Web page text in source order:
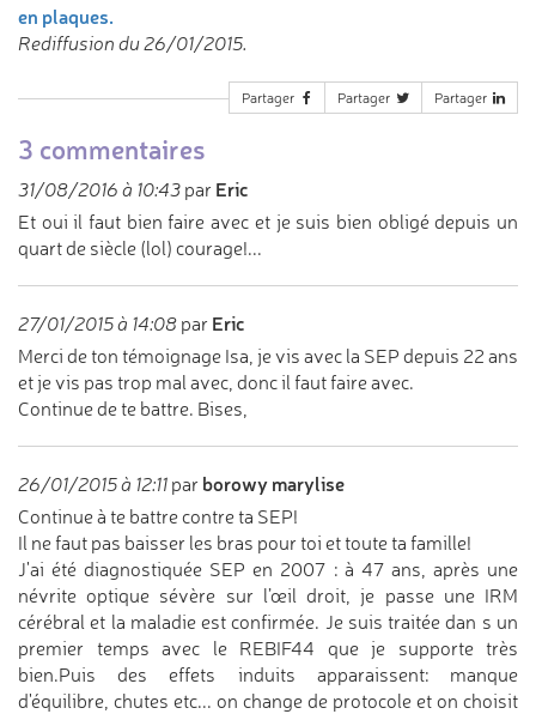
en plaques.
Rediffusion du 26/01/2015.
Partager Partager Partager
3 commentaires
31/08/2016 à 10:43 par Eric
Et oui il faut bien faire avec et je suis bien obligé depuis un
quart de siècle (lol) courage!...
27/01/2015 à 14:08 par Eric
Merci de ton témoignage Isa, je vis avec la SEP depuis 22 ans
et je vis pas trop mal avec, donc il faut faire avec.
Continue de te battre. Bises,
26/01/2015 à 12:11 par borowy marylise
Continue à te battre contre ta SEP!
Il ne faut pas baisser les bras pour toi et toute ta famille!
J'ai été diagnostiquée SEP en 2007 : à 47 ans, après une
névrite optique sévère sur l’œil droit, je passe une IRM
cérébral et la maladie est confirmée. Je suis traitée dan s un
premier temps avec le REBIF44 que je supporte très
bien.Puis des effets induits apparaissent: manque
d'équilibre, chutes etc... on change de protocole et on choisit